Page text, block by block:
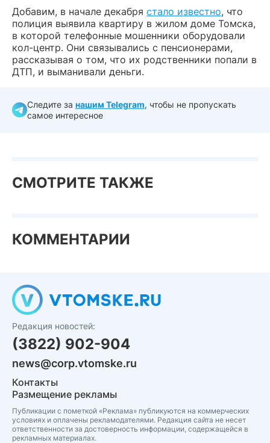
Добавим, в начале декабря стало известно, что
полиция выявила квартиру в жилом доме Томска,
в которой телефонные мошенники оборудовали
кол-центр. Они связывались с пенсионерами,
рассказывая о том, что их родственники попали в
ДТП, и выманивали деньги.
Следите за нашим Telegram, чтобы не пропускать
самое интересное
СМОТРИТЕ ТАКЖЕ
КОММЕНТАРИИ
Редакция новостей:
(3822) 902-904
news@corp.vtomske.ru
Контакты
Размещение рекламы
Публикации с пометкой «Реклама» публикуются на коммерческих
условиях и оплачены рекламодателями. Редакция сайта не несет
ответственности за достоверность информации, содержащейся в
рекламных материалах.